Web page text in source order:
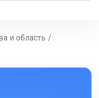
и область /